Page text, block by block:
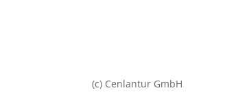
(c) Cenlantur GmbH